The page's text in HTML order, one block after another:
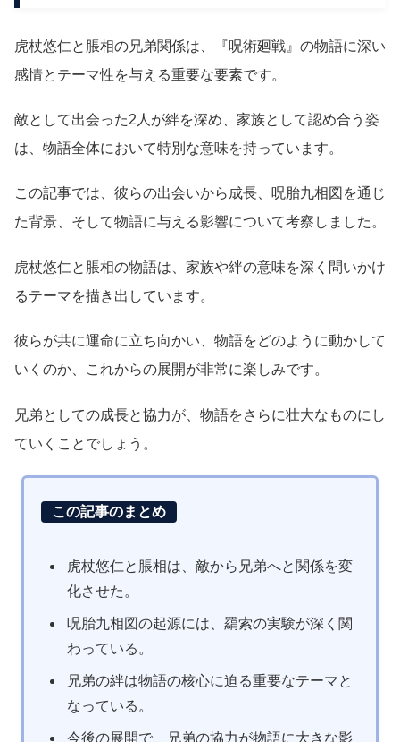
虎杖悠仁と脹相の兄弟関係は、『呪術廻戦』の物語に深い
感情とテーマ性を与える重要な要素です。
敵として出会った2人が絆を深め、家族として認め合う姿
は、物語全体において特別な意味を持っています。
この記事では、彼らの出会いから成長、呪胎九相図を通じ
た背景、そして物語に与える影響について考察しました。
虎杖悠仁と脹相の物語は、家族や絆の意味を深く問いかけ
るテーマを描き出しています。
彼らが共に運命に立ち向かい、物語をどのように動かして
いくのか、これからの展開が非常に楽しみです。
兄弟としての成長と協力が、物語をさらに壮大なものにし
ていくことでしょう。
この記事のまとめ
虎杖悠仁と脹相は、敵から兄弟へと関係を変
化させた。
呪胎九相図の起源には、羂索の実験が深く関
わっている。
兄弟の絆は物語の核心に迫る重要なテーマと
なっている。
今後の展開で、兄弟の協力が物語に大きな影